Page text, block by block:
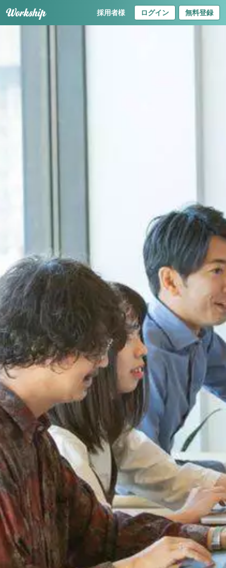
採用者様 ログイン 無料登録